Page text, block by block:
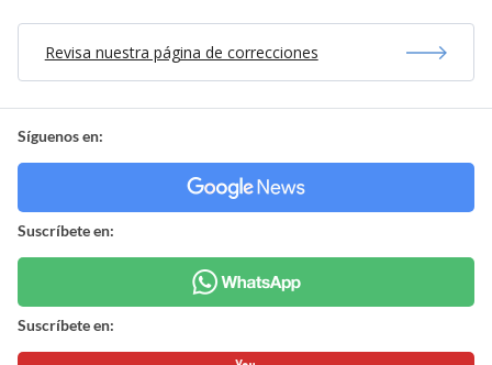
Revisa nuestra página de correcciones
Síguenos en:
Suscríbete en:
Suscríbete en: